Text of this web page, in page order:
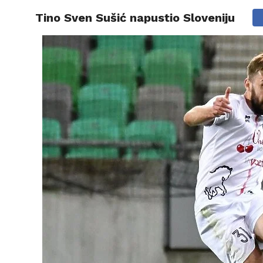
VIJESTI
Tino Sven Sušić napustio Sloveniju